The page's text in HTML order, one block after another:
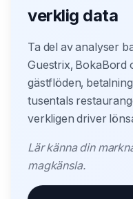
verklig data
Ta del av analyser
Guestrix, BokaBord
gästflöden,
tusentals
verkligen driver
Lär känna din
magkänsla.